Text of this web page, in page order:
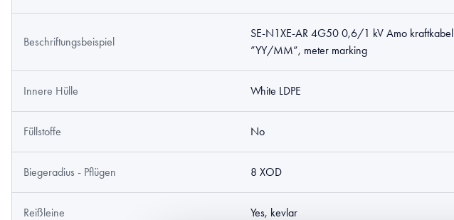
Beschriftungsbeispiel
SE-N1XE-AR 4G50 0,6/1 kV Amo kraftkabel
”YY/MM”, meter marking
Innere Hülle White LDPE
Füllstoffe No
Biegeradius - Pflügen 8 XOD
Reißleine Yes, kevlar